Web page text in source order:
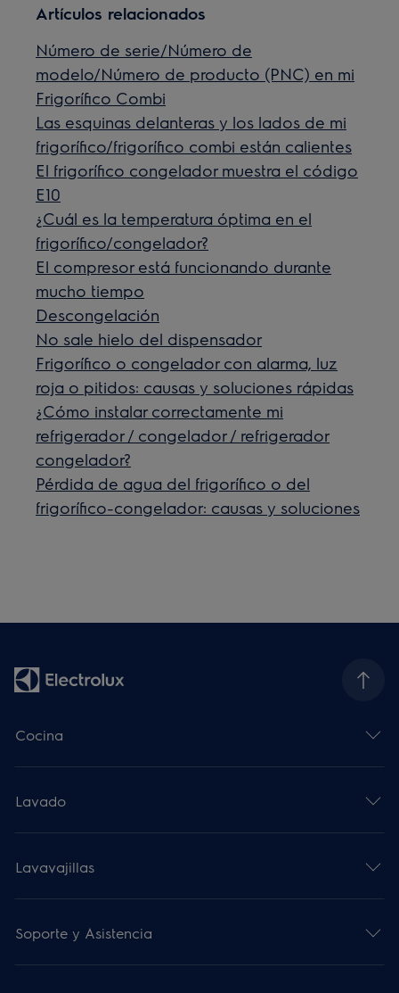
Artículos relacionados
Número de serie/Número de
modelo/Número de producto (PNC) en mi
Frigorífico Combi
Las esquinas delanteras y los lados de mi
frigorífico/frigorífico combi están calientes
El frigorífico congelador muestra el código
E10
¿Cuál es la temperatura óptima en el
frigorífico/congelador?
El compresor está funcionando durante
mucho tiempo
Descongelación
No sale hielo del dispensador
Frigorífico o congelador con alarma, luz
roja o pitidos: causas y soluciones rápidas
¿Cómo instalar correctamente mi
refrigerador / congelador / refrigerador
congelador?
Pérdida de agua del frigorífico o del
frigorífico-congelador: causas y soluciones
Cocina
Lavado
Lavavajillas
Soporte y Asistencia